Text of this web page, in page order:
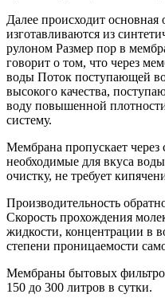
Далее происходит
изготавливаются из
рулоном Размер пор в
говорит о том, что через
воды Поток поступающей
высокого качества,
воду повышенной
систему.
Мембрана пропускает через
необходимые для вкуса
очистку, не требует
Производительность
Скорость прохождения
жидкости, концентрации в
степени проницаемости
Мембраны бытовых
150 до 300 литров в сутки.